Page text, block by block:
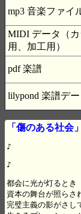
mp3 音楽ファイ
MIDI データ（
用、加工用）
pdf 楽譜
lilypond 楽譜デー
「傷のある社会」
♪
♪
都会に光が灯るとき
資本の舞台が照らさ
完璧主義の影がさし